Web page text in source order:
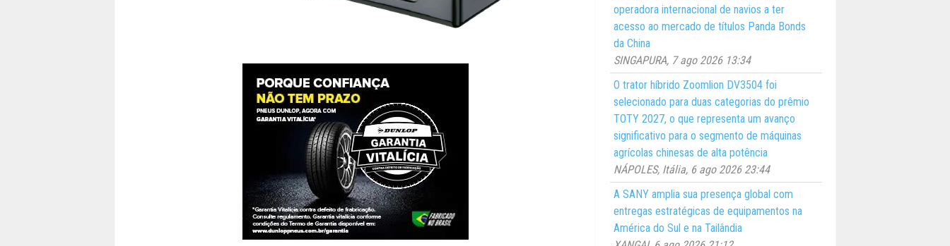
operadora internacional de navios a ter
acesso ao mercado de títulos Panda Bonds
da China
SINGAPURA, 7 ago 2026 13:34
O trator híbrido Zoomlion DV3504 foi
selecionado para duas categorias do prêmio
TOTY 2027, o que representa um avanço
significativo para o segmento de máquinas
agrícolas chinesas de alta potência
NÁPOLES, Itália, 6 ago 2026 23:44
A SANY amplia sua presença global com
entregas estratégicas de equipamentos na
América do Sul e na Tailândia